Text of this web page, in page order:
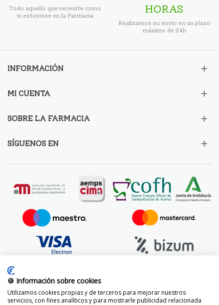
Todo aquello que necesite como
si estuviese en la Farmacia
HORAS
Realizamos su envío en un plazo
máximo de 24h
INFORMACIÓN
MI CUENTA
SOBRE LA FARMACIA
SÍGUENOS EN
🍪 Información sobre cookies
Utilizamos cookies propias y de terceros para mejorar nuestros
servicios, con fines analíticos y para mostrarle publicidad relacionada